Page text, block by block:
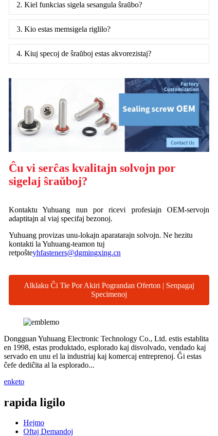
2. Kiel funkcias sigela sesangula ŝraŭbo?
3. Kio estas memsigela riglilo?
4. Kiuj specoj de ŝraŭboj estas akvorezistaj?
Ĉu vi serĉas kvalitajn solvojn por
sigelaj ŝraŭboj?
Kontaktu Yuhuang nun por ricevi profesiajn OEM-servojn
adaptitajn al viaj specifaj bezonoj.
Yuhuang provizas unu-lokajn aparatarajn solvojn. Ne hezitu
kontakti la Yuhuang-teamon tuj
retpoŝteyhfasteners@dgmingxing.cn
Alklaku Ĉi Tie Por Akiri Pograndan Oferton | Senpagaj
Specimenoj
Dongguan Yuhuang Electronic Technology Co., Ltd. estis establita
en 1998, estas produktado, esplorado kaj disvolvado, vendado kaj
servado en unu el la industriaj kaj komercaj entreprenoj. Ĝi estas
ĉefe dediĉita al la esplorado...
enketo
rapida ligilo
Hejmo
Oftaj Demandoj